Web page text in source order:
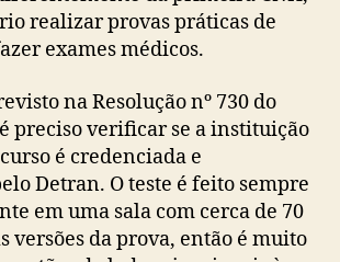
realizar provas práticas de
exames médicos.
na Resolução nº 730 do
preciso verificar se a instituição
é credenciada e
Detran. O teste é feito sempre
em uma sala com cerca de 70
versões da prova, então é muito